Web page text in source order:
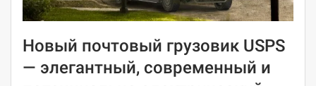
Новый почтовый грузовик USPS
— элегантный, современный и